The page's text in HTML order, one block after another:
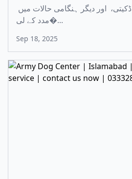
مدد کے لی�...
Sep 18, 2025